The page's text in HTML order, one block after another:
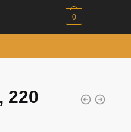
0
220